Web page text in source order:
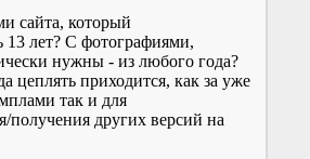
сайта, который
13 лет? С фотографиями,
нужны - из любого года?
цеплять приходится, как за уже
так и для
получения других версий на